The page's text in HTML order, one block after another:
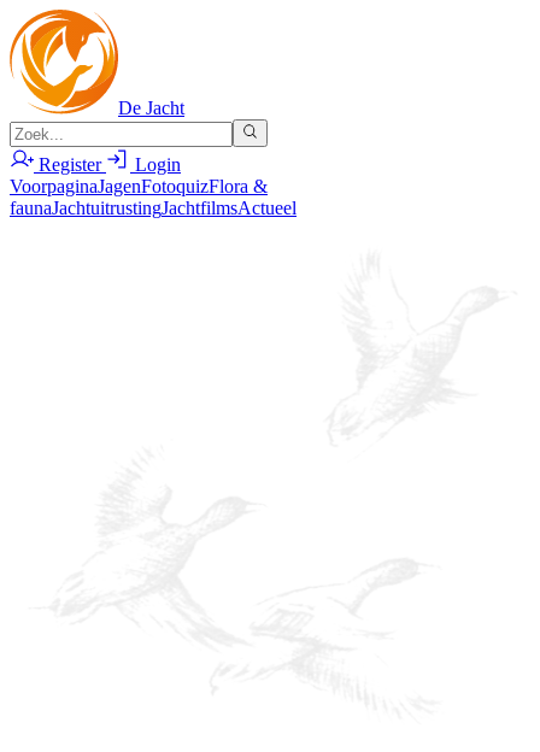
De Jacht
Register
Login
VoorpaginaJagenFotoquizFlora &
faunaJachtuitrustingJachtfilmsActueel